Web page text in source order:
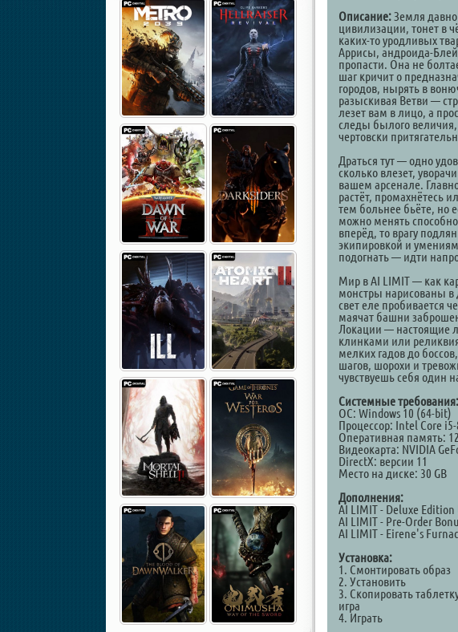
Описание:Земля
цивилизации, тонет в
каких-то уродливых
Аррисы, андроида-
пропасти. Она не
шаг кричит о
городов, нырять в
разыскивая Ветви —
лезет вам в лицо, а
следы былого величия,
чертовски
Драться тут — одно
сколько влезет,
вашем арсенале.
растёт, промахнётесь
тем больнее бьёте, но
можно менять
вперёд, то врагу
экипировкой и
подогнать — идти
Мир в AI LIMIT — как
монстры нарисованы в
свет еле пробивается
маячат башни
Локации — настоящие
клинками или
мелких гадов до
шагов, шорохи и
чувствуешь себя один
Системные требования:
ОС: Windows 10 (64-bit)
Процессор: Intel Core
Оперативная память:
Видеокарта: NVIDIA
DirectX: версии 11
Место на диске: 30 GB
Дополнения:
AI LIMIT - Deluxe Edition
AI LIMIT - Pre-Order
AI LIMIT - Eirene's
Установка:
1. Смонтировать образ
2. Установить
3. Скопировать
игра
4. Играть